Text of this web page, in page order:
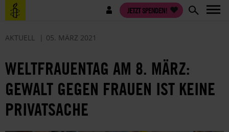
Direkt
zum
Benutzermenü JETZT SPENDEN!
AKTUELL 05. MÄRZ 2021
WELTFRAUENTAG AM 8. MÄRZ:
GEWALT GEGEN FRAUEN IST KEINE
PRIVATSACHE